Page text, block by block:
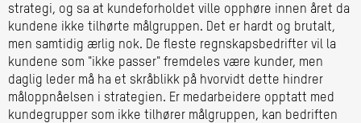
strategi, og sa at kundeforholdet ville opphøre innen året da
kundene ikke tilhørte målgruppen. Det er hardt og brutalt,
men samtidig ærlig nok. De fleste regnskapsbedrifter vil la
kundene som "ikke passer" fremdeles være kunder, men
daglig leder må ha et skråblikk på hvorvidt dette hindrer
måloppnåelsen i strategien. Er medarbeidere opptatt med
kundegrupper som ikke tilhører målgruppen, kan bedriften